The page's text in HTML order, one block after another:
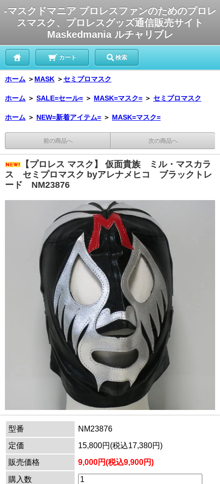
-マスクドマニア プロレスファンのためのプロレ
スマスク、プロレスグッズ通信販売サイト
Maskedmania ルチャリブレ
カート 検索
ホーム ＞ MASK ＞セミプロマスク
ホーム ＞ SALE=セール= ＞ MASK=マスク= ＞ セミプロマスク
ホーム ＞ NEW=新着アイテム= ＞ MASK=マスク=
前の商品へ 次の商品へ
【プロレス マスク】 仮面貴族 ミル・マスカラ
ス セミプロマスク byアレナメヒコ ブラックトレ
ード NM23876
型番
NM23876
定価
15,800円(税込17,380円)
販売価格
9,000円(税込9,900円)
購入数